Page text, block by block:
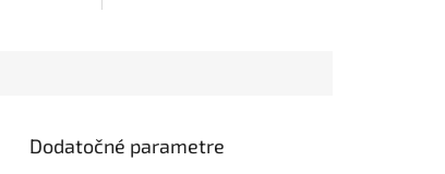
Dodatočné parametre